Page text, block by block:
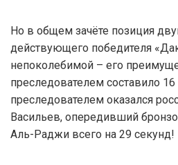
Но в общем зачёте позиция
действующего победителя
непоколебимой – его
преследователем составило
преследователем оказался
Васильев, опередивший
Аль-Раджи всего на 29 секунд!